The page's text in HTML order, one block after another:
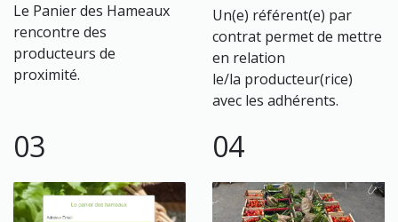
Le Panier des Hameaux
rencontre des
producteurs de
proximité.
Un(e) référent(e) par
contrat permet de mettre
en relation
le/la producteur(rice)
avec les adhérents.
03 04